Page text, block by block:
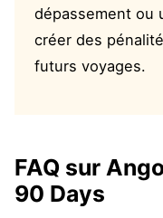
dépassement ou
créer des
futurs voyages.
FAQ sur
90 Days